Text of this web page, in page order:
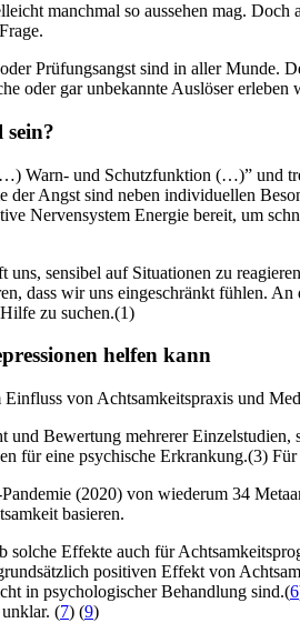
manchmal so aussehen mag.
Prüfungsangst sind in aller Munde.
oder gar unbekannte Auslöser
sein?
Warn- und Schutzfunktion (…)” und
der Angst sind neben individuellen
Nervensystem Energie bereit, um
sensibel auf Situationen zu
dass wir uns eingeschränkt fühlen.
zu suchen.(1)
helfen kann
von Achtsamkeitspraxis und
und Bewertung mehrerer
für eine psychische Erkrankung.(3)
(2020) von wiederum 34
basieren.
solche Effekte auch für
positiven Effekt von
in psychologischer Behandlung sind.(6
(7) (9)